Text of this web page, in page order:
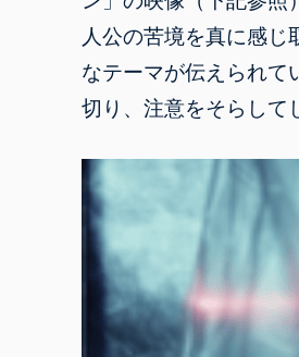
人公の苦境を真に感
なテーマが伝えられて
切り、注意をそらして